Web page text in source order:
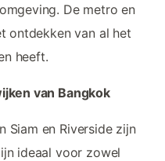
De metro en
ontdekken van al het
heeft.
van Bangkok
Siam en Riverside zijn
ideaal voor zowel